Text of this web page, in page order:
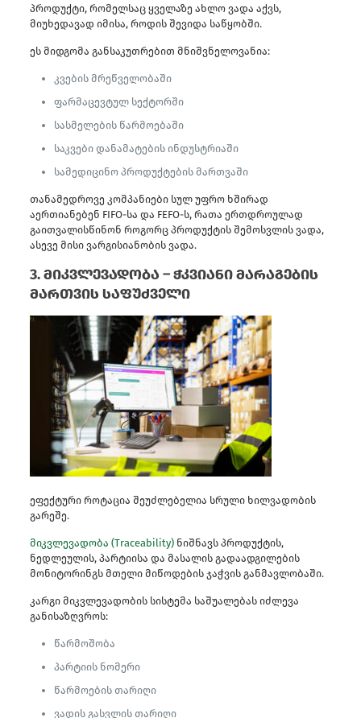
პროდუქტი, რომელსაც ყველაზე ახლო ვადა აქვს,
მიუხედავად იმისა, როდის შევიდა საწყობში.
ეს მიდგომა განსაკუთრებით მნიშვნელოვანია:
კვების მრეწველობაში
ფარმაცევტულ სექტორში
სასმელების წარმოებაში
საკვები დანამატების ინდუსტრიაში
სამედიცინო პროდუქტების მართვაში
თანამედროვე კომპანიები სულ უფრო ხშირად
აერთიანებენ FIFO-სა და FEFO-ს, რათა ერთდროულად
გაითვალისწინონ როგორც პროდუქტის შემოსვლის ვადა,
ასევე მისი ვარგისიანობის ვადა.
3. მიკვლევადობა – ჭკვიანი მარაგების
მართვის საფუძველი
ეფექტური როტაცია შეუძლებელია სრული ხილვადობის
გარეშე.
მიკვლევადობა (Traceability)ნიშნავს პროდუქტის,
ნედლეულის, პარტიისა და მასალის გადაადგილების
მონიტორინგს მთელი მიწოდების ჯაჭვის განმავლობაში.
კარგი მიკვლევადობის სისტემა საშუალებას იძლევა
განისაზღვროს:
წარმოშობა
პარტიის ნომერი
წარმოების თარიღი
ვადის გასვლის თარიღი